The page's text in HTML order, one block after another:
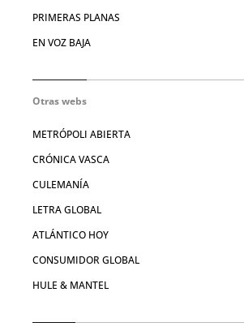
PRIMERAS PLANAS
EN VOZ BAJA
Otras webs
METRÓPOLI ABIERTA
CRÓNICA VASCA
CULEMANÍA
LETRA GLOBAL
ATLÁNTICO HOY
CONSUMIDOR GLOBAL
HULE & MANTEL